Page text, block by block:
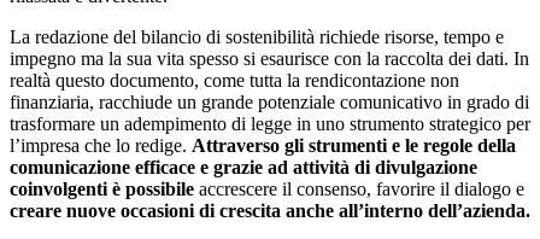
La redazione del bilancio di sostenibilità richiede risorse, tempo e
impegno ma la sua vita spesso si esaurisce con la raccolta dei dati. In
realtà questo documento, come tutta la rendicontazione non
finanziaria, racchiude un grande potenziale comunicativo in grado di
trasformare un adempimento di legge in uno strumento strategico per
l’impresa che lo redige. Attraverso gli strumenti e le regole della
comunicazione efficace e grazie ad attività di divulgazione
coinvolgenti è possibile accrescere il consenso, favorire il dialogo e
creare nuove occasioni di crescita anche all’interno dell’azienda.